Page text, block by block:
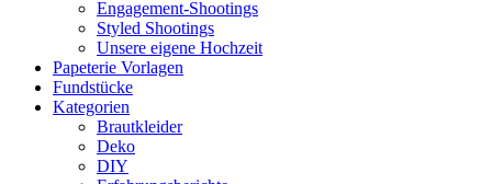
Engagement-Shootings
Styled Shootings
Unsere eigene Hochzeit
Papeterie Vorlagen
Fundstücke
Kategorien
Brautkleider
Deko
DIY